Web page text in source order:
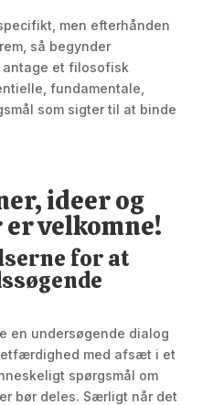
men efterhånden
så begynder
antage et filosofisk
fundamentale,
som sigter til at binde
ideer og
velkomne!
for at
en undersøgende dialog
med afsæt i et
spørgsmål om
bør deles. Særligt når det